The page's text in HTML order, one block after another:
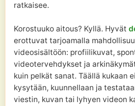
ratkaisee.
Korostuuko aitous? Kyllä. Hyvät
erottuvat tarjoamalla
videosisältöön: profiilikuvat,
videotervehdykset ja
kuin pelkät sanat. Täällä kukaan
kysytään, kuunnellaan ja
viestin, kuvan tai lyhyen videon